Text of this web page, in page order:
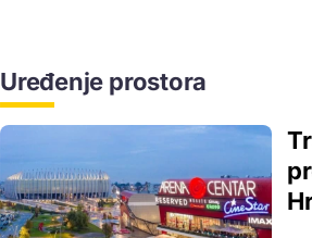
Uređenje prostora